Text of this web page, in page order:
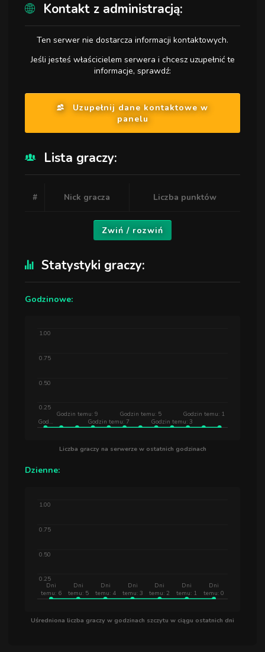
Kontakt z administracją:
Ten serwer nie dostarcza informacji kontaktowych.
Jeśli jesteś właścicielem serwera i chcesz uzupełnić te
informacje, sprawdź:
Uzupełnij dane kontaktowe w
panelu
Lista graczy:
# Nick gracza Liczba punktów
Zwiń / rozwiń
Statystyki graczy:
Godzinowe:
God…
Godzin temu: 9
Godzin temu: 7
Godzin temu: 5
Godzin temu: 3
Godzin temu: 1
0.25
0.50
0.75
1.00
Liczba graczy na serwerze w ostatnich godzinach
Dzienne:
temu: 6
Dni
temu: 5
Dni
temu: 4
Dni
temu: 3
Dni
temu: 2
Dni
temu: 1
Dni
temu: 0
Dni
0.25
0.50
0.75
1.00
Uśredniona liczba graczy w godzinach szczytu w ciągu ostatnich dni